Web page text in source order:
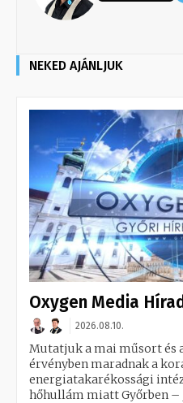
NEKED AJÁNLJUK
Oxygen Media
2026.08.10.
Mutatjuk a mai műsort és
érvényben maradnak a
energiatakarékossági
hőhullám miatt Győrben –